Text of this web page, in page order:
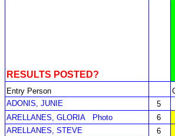
RESULTS POSTED?
Entry Person
ADONIS, JUNIE
5
ARELLANES, GLORIA
Photo 6
ARELLANES, STEVE
6